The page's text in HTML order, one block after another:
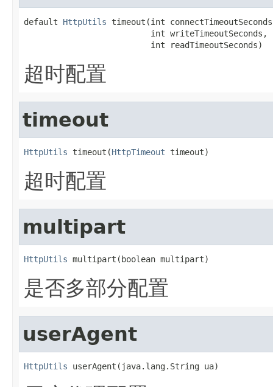
default HttpUtils timeout(int
                          int writeTimeoutSeconds,
                          int readTimeoutSeconds)
超时配置
timeout
HttpUtils timeout(HttpTimeout timeout)
超时配置
multipart
HttpUtils multipart(boolean multipart)
是否多部分配置
userAgent
HttpUtils userAgent(java.lang.String ua)